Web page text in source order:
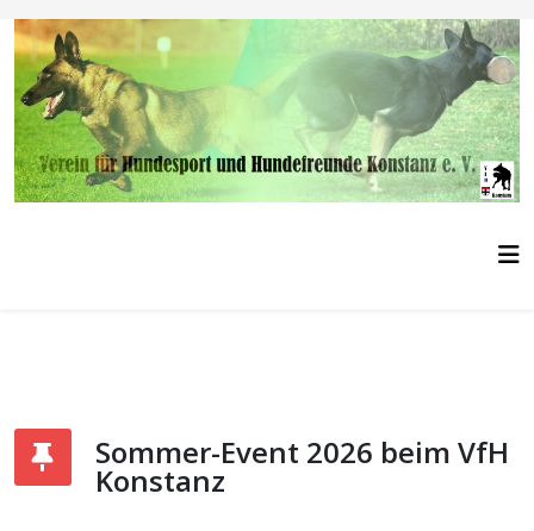
Sommer-Event 2026 beim VfH
Konstanz